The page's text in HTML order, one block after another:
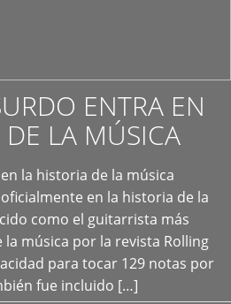
ENTRA EN
LA MÚSICA
la historia de la música
en la historia de la
como el guitarrista más
música por la revista Rolling
para tocar 129 notas por
fue incluido […]
+